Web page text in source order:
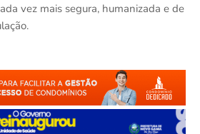
vez mais segura, humanizada e de